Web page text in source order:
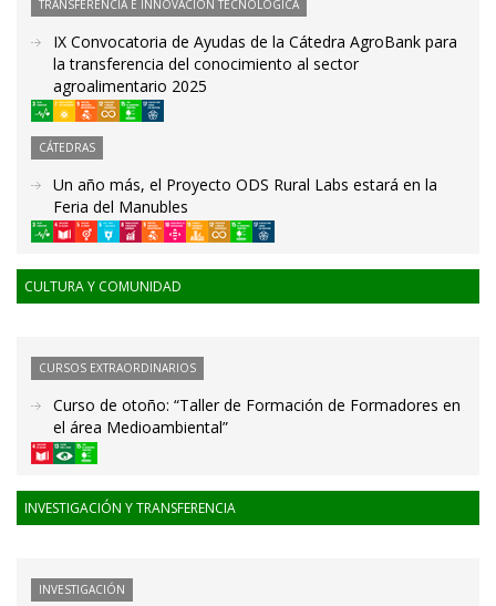
TRANSFERENCIA E INNOVACIÓN TECNOLÓGICA
IX Convocatoria de Ayudas de la Cátedra AgroBank para
la transferencia del conocimiento al sector
agroalimentario 2025
CÁTEDRAS
Un año más, el Proyecto ODS Rural Labs estará en la
Feria del Manubles
CULTURA Y COMUNIDAD
CURSOS EXTRAORDINARIOS
Curso de otoño: “Taller de Formación de Formadores en
el área Medioambiental”
INVESTIGACIÓN Y TRANSFERENCIA
INVESTIGACIÓN